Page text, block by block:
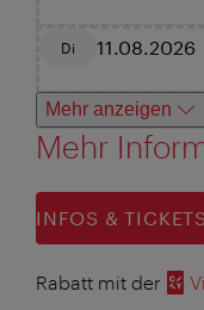
Di 11.08.2026
Mehr anzeigen
Mehr
INFOS & TICKETS
Rabatt mit der